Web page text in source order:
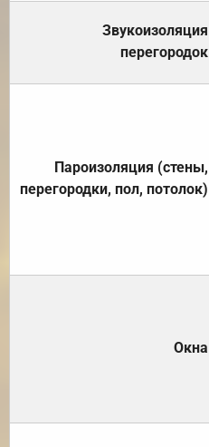
Звукоизоляция
перегородок
Пароизоляция (стены,
перегородки, пол, потолок)
Окна